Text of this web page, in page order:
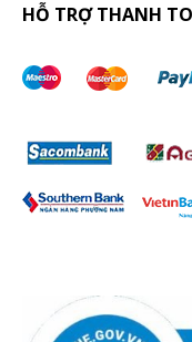
HỖ TRỢ THANH